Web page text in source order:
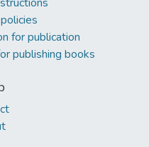
for publication
publishing books